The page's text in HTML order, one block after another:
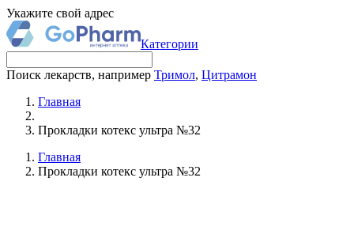
Укажите свой адрес
Категории
Поиск лекарств, например Тримол, Цитрамон
Главная
Прокладки котекс ультра №32
Главная
Прокладки котекс ультра №32